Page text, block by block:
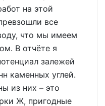
на этой
все
что мы имеем
В отчёте я
залежей
каменных углей.
из них – это
Ж, пригодные